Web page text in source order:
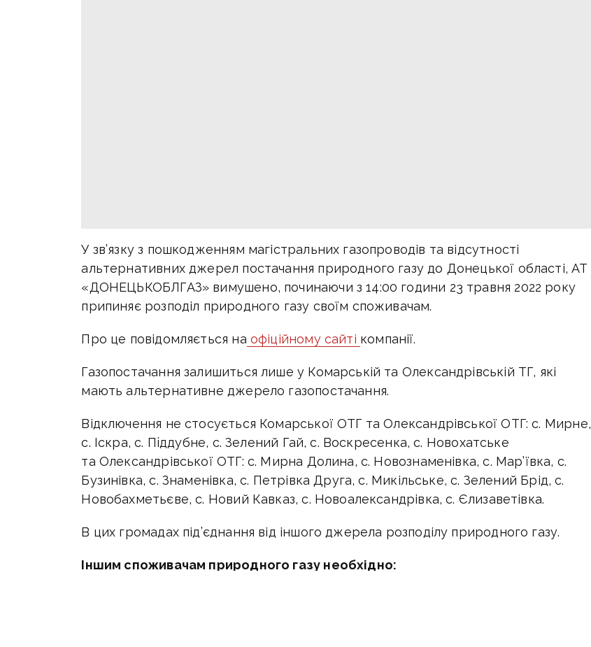
У зв’язку з пошкодженням магістральних газопроводів та відсутності
альтернативних джерел постачання природного газу до Донецької області, АТ
«ДОНЕЦЬКОБЛГАЗ» вимушено, починаючи з 14:00 години 23 травня 2022 року
припиняє розподіл природного газу своїм споживачам.
Про це повідомляється на офіційному сайті компанії.
Газопостачання залишиться лише у Комарській та Олександрівській ТГ, які
мають альтернативне джерело газопостачання.
Відключення не стосується Комарської ОТГ та Олександрівської ОТГ: с. Мирне,
с. Iскра, с. Пiддубне, с. Зелений Гай, с. Воскресенка, с. Новохатське
та Олександрівської ОТГ: с. Мирна Долина, с. Новознаменівка, с. Мар’ївка, с.
Бузинівка, с. Знаменівка, с. Петрівка Друга, с. Микільське, с. Зелений Брід, с.
Новобахметьєве, с. Новий Кавказ, с. Новоалександрівка, с. Єлизаветівка.
В цих громадах під’єднання від іншого джерела розподілу природного газу.
Іншим споживачам природного газу необхідно: